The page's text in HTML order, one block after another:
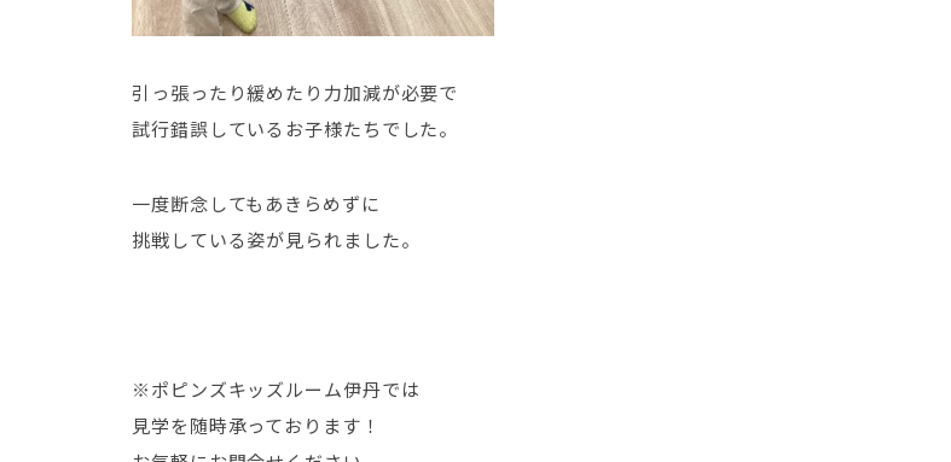
引っ張ったり緩めたり力加減が必要で
試行錯誤しているお子様たちでした。
一度断念してもあきらめずに
挑戦している姿が見られました。
※ポピンズキッズルーム伊丹では
見学を随時承っております！